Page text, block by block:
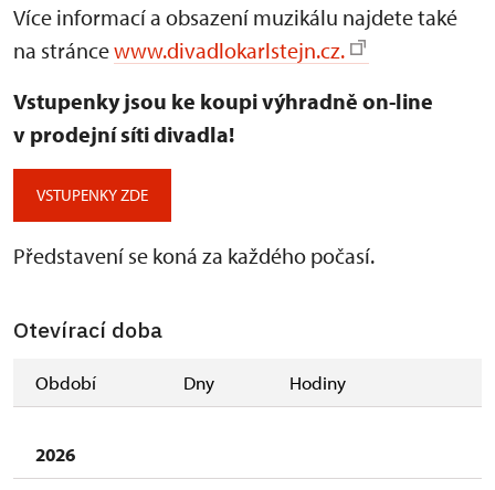
Více informací a obsazení muzikálu najdete také
na stráncewww.divadlokarlstejn.cz.
Vstupenky jsou ke koupi výhradně on-line
v prodejní síti divadla!
VSTUPENKY ZDE
Představení se koná za každého počasí.
Otevírací doba
Období Dny Hodiny
2026